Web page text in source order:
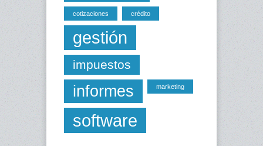
cotizaciones crédito
gestión
impuestos
informes marketing
software